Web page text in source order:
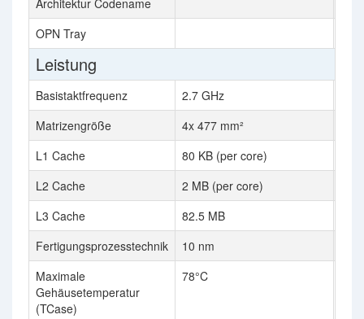
Architektur Codename
OPN Tray
Leistung
Basistaktfrequenz 2.7 GHz
Matrizengröße
4x 477 mm²
L1 Cache
80 KB (per core)
L2 Cache
2 MB (per core)
L3 Cache
82.5 MB
Fertigungsprozesstechnik
10 nm
Maximale
Gehäusetemperatur
(TCase)
78°C